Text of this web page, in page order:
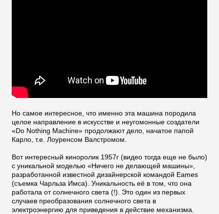
Но самое интересное, что именно эта машина породила
целое направление в искусстве и неугомонные создатели
«Do Nothing Machine» продолжают дело, начатое папой
Карло, т.е. Лоуренсом Валстромом.
Вот интересный киноролик 1957г (видео тогда еще не было)
с уникальной моделью «Ничего не делающей машины»,
разработанной известной дизайнерской командой Eames
(съемка Чарльза Имса). Уникальность её в том, что она
работала от солнечного света (!). Это один из первых
случаев преобразования солнечного света в
электроэнергию для приведения в действие механизма.